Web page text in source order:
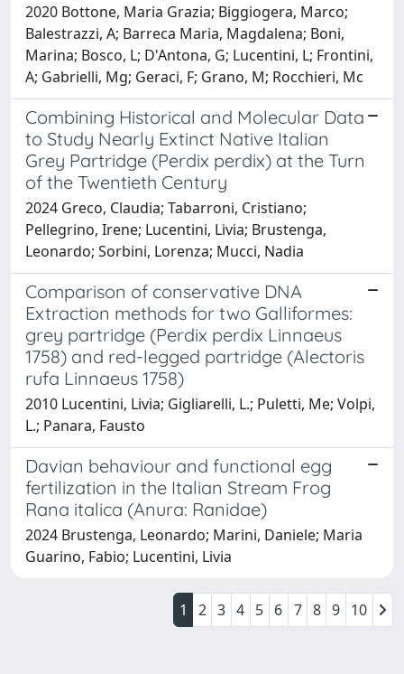
2020 Bottone, Maria Grazia; Biggiogera, Marco;
Balestrazzi, A; Barreca Maria, Magdalena; Boni,
Marina; Bosco, L; D'Antona, G; Lucentini, L; Frontini,
A; Gabrielli, Mg; Geraci, F; Grano, M; Rocchieri, Mc
Combining Historical and Molecular Data
to Study Nearly Extinct Native Italian
Grey Partridge (Perdix perdix) at the Turn
of the Twentieth Century
2024 Greco, Claudia; Tabarroni, Cristiano;
Pellegrino, Irene; Lucentini, Livia; Brustenga,
Leonardo; Sorbini, Lorenza; Mucci, Nadia
Comparison of conservative DNA
Extraction methods for two Galliformes:
grey partridge (Perdix perdix Linnaeus
1758) and red-legged partridge (Alectoris
rufa Linnaeus 1758)
2010 Lucentini, Livia; Gigliarelli, L.; Puletti, Me; Volpi,
L.; Panara, Fausto
Davian behaviour and functional egg
fertilization in the Italian Stream Frog
Rana italica (Anura: Ranidae)
2024 Brustenga, Leonardo; Marini, Daniele; Maria
Guarino, Fabio; Lucentini, Livia
1 2 3 4 5 6 7 8 9 10